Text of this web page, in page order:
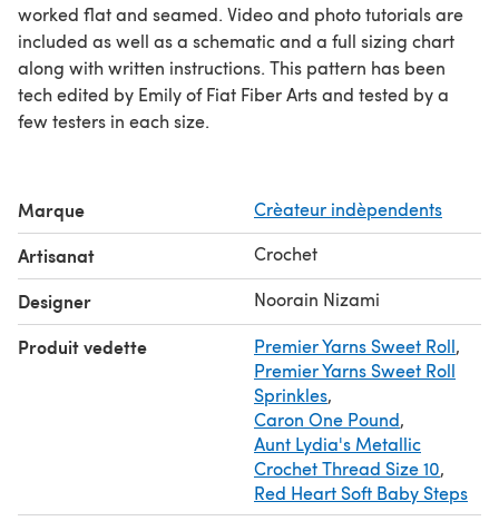
worked flat and seamed. Video and photo tutorials are
included as well as a schematic and a full sizing chart
along with written instructions. This pattern has been
tech edited by Emily of Fiat Fiber Arts and tested by a
few testers in each size.
Marque Crèateur indèpendents
Artisanat Crochet
Designer Noorain Nizami
Produit vedette Premier Yarns Sweet Roll,
Premier Yarns Sweet Roll
Sprinkles,
Caron One Pound,
Aunt Lydia's Metallic
Crochet Thread Size 10,
Red Heart Soft Baby Steps